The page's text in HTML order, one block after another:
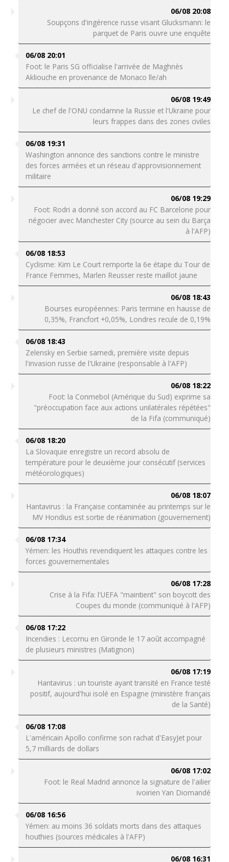
06/08 20:08
Soupçons d'ingérence russe visant Glucksmann: le
parquet de Paris ouvre une enquête
06/08 20:01
Foot: le Paris SG officialise l'arrivée de Maghnès
Akliouche en provenance de Monaco lle/ah
06/08 19:49
Le chef de l'ONU condamne la Russie et l'Ukraine pour
leurs frappes dans des zones civiles
06/08 19:31
Washington annonce des sanctions contre le ministre
des forces armées et un réseau d'approvisionnement
militaire
06/08 19:29
Foot: Rodri a donné son accord au FC Barcelone pour
négocier avec Manchester City (source au sein du Barça
à l'AFP)
06/08 18:53
Cyclisme: Kim Le Court remporte la 6e étape du Tour de
France Femmes, Marlen Reusser reste maillot jaune
06/08 18:43
Bourses européennes: Paris termine en hausse de
0,35%, Francfort +0,05%, Londres recule de 0,19%
06/08 18:43
Zelensky en Serbie samedi, première visite depuis
l'invasion russe de l'Ukraine (responsable à l'AFP)
06/08 18:22
Foot: la Conmebol (Amérique du Sud) exprime sa
"préoccupation face aux actions unilatérales répétées"
de la Fifa (communiqué)
06/08 18:20
La Slovaquie enregistre un record absolu de
température pour le deuxième jour consécutif (services
météorologiques)
06/08 18:07
Hantavirus : la Française contaminée au printemps sur le
MV Hondius est sortie de réanimation (gouvernement)
06/08 17:34
Yémen: les Houthis revendiquent les attaques contre les
forces gouvernementales
06/08 17:28
Crise à la Fifa: l'UEFA "maintient" son boycott des
Coupes du monde (communiqué à l'AFP)
06/08 17:22
Incendies : Lecornu en Gironde le 17 août accompagné
de plusieurs ministres (Matignon)
06/08 17:19
Hantavirus : un touriste ayant transité en France testé
positif, aujourd'hui isolé en Espagne (ministère français
de la Santé)
06/08 17:08
L'américain Apollo confirme son rachat d'EasyJet pour
5,7 milliards de dollars
06/08 17:02
Foot: le Real Madrid annonce la signature de l'ailier
ivoirien Yan Diomandé
06/08 16:56
Yémen: au moins 36 soldats morts dans des attaques
houthies (sources médicales à l'AFP)
06/08 16:31